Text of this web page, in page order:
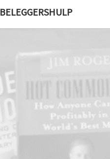
BELEGGERSHULP